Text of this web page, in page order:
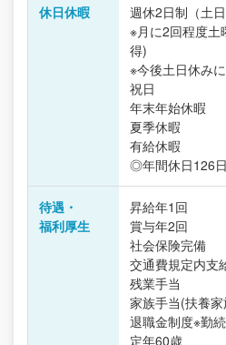
休日休暇
週休2日制（土日
※月に2回程度土
得)
※今後土日休み
祝日
年末年始休暇
夏季休暇
有給休暇
◎年間休日126日
待遇・
福利厚生
昇給年1回
賞与年2回
社会保険完備
交通費規定内支
残業手当
家族手当(扶養
退職金制度※勤
定年60歳